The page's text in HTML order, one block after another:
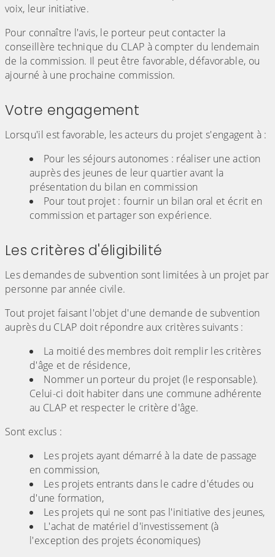
voix, leur initiative.
Pour connaître l'avis, le porteur peut contacter la
conseillère technique du CLAP à compter du lendemain
de la commission. Il peut être favorable, défavorable, ou
ajourné à une prochaine commission.
Votre engagement
Lorsqu'il est favorable, les acteurs du projet s'engagent à :
Pour les séjours autonomes : réaliser une action
auprès des jeunes de leur quartier avant la
présentation du bilan en commission
Pour tout projet : fournir un bilan oral et écrit en
commission et partager son expérience.
Les critères d'éligibilité
Les demandes de subvention sont limitées à un projet par
personne par année civile.
Tout projet faisant l'objet d'une demande de subvention
auprès du CLAP doit répondre aux critères suivants :
La moitié des membres doit remplir les critères
d'âge et de résidence,
Nommer un porteur du projet (le responsable).
Celui-ci doit habiter dans une commune adhérente
au CLAP et respecter le critère d'âge.
Sont exclus :
Les projets ayant démarré à la date de passage
en commission,
Les projets entrants dans le cadre d'études ou
d'une formation,
Les projets qui ne sont pas l'initiative des jeunes,
L'achat de matériel d'investissement (à
l'exception des projets économiques)